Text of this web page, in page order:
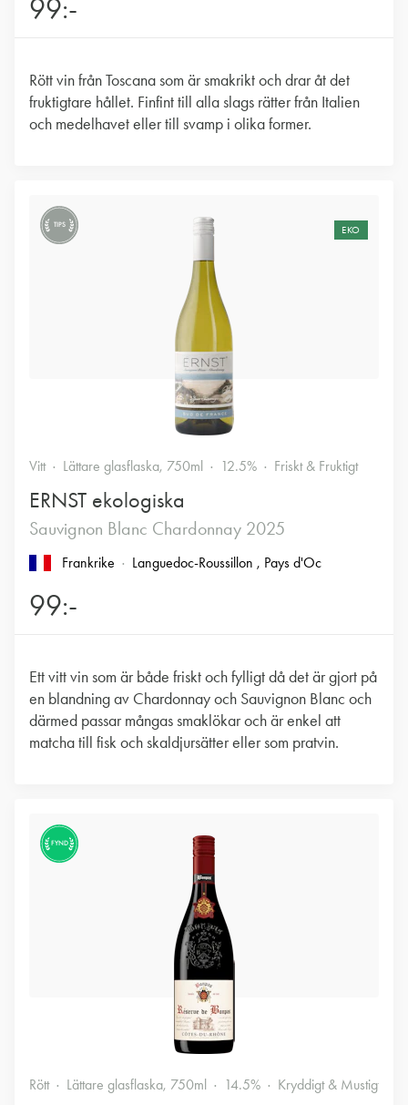
99:-
Rött vin från Toscana som är smakrikt och drar åt det
fruktigtare hållet. Finfint till alla slags rätter från Italien
och medelhavet eller till svamp i olika former.
TIPS EKO
Vitt Lättare glasflaska, 750ml 12.5% Friskt & Fruktigt
ERNST ekologiska
Sauvignon Blanc Chardonnay 2025
Frankrike Languedoc-Roussillon , Pays d'Oc
99:-
Ett vitt vin som är både friskt och fylligt då det är gjort på
en blandning av Chardonnay och Sauvignon Blanc och
därmed passar mångas smaklökar och är enkel att
matcha till fisk och skaldjursätter eller som pratvin.
FYND
Rött Lättare glasflaska, 750ml 14.5% Kryddigt & Mustigt